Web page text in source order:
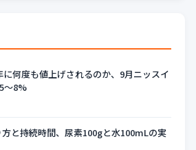
何度も値上げされるのか、9月ニッスイ
〜8%
と持続時間、尿素100gと水100mLの実